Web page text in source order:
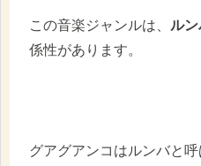
この音楽ジャンルは、 ルン
係性があります。
グアグアンコはルンバと呼